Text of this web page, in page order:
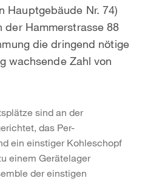
Hauptgebäude Nr. 74)
Hammerstrasse 88
die dringend nötige
wachsende Zahl von
sind an der
das Per-
ein einstiger Kohleschopf
einem Gerätelager
der einstigen